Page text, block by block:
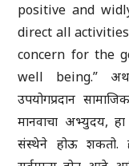
positive and
direct all
concern for the
well being.”
उपयोगप्रदान
मानवाचा अभ्युदय, हा
संस्थेने होऊ शकतो.